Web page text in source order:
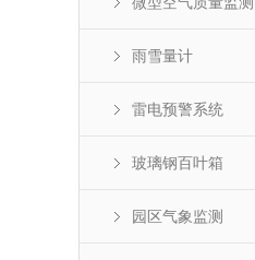
雨雪量计
雷电预警系统
玻璃钢百叶箱
园区气象监测